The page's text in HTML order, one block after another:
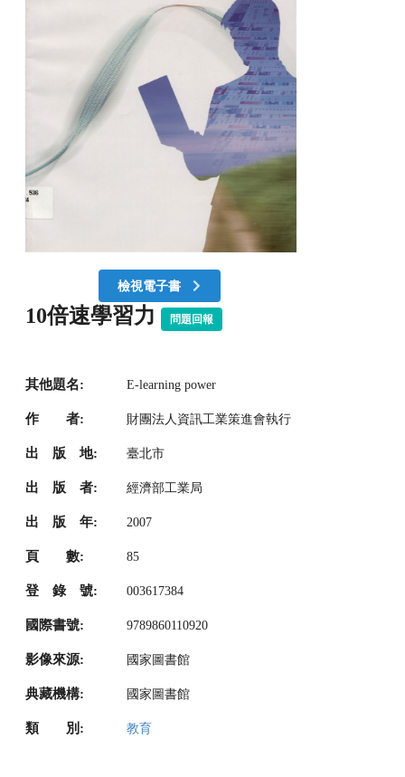
檢視電子書
10倍速學習力 問題回報
其他題名: E-learning power
作 者: 財團法人資訊工業策進會執行
出 版 地: 臺北市
出 版 者: 經濟部工業局
出 版 年: 2007
頁 數: 85
登 錄 號: 003617384
國際書號: 9789860110920
影像來源: 國家圖書館
典藏機構: 國家圖書館
類 別: 教育